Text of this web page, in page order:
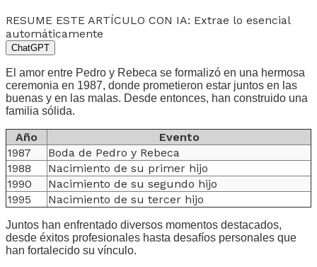
RESUME ESTE ARTÍCULO CON IA: Extrae lo esencial
automáticamente
ChatGPT
El amor entre Pedro y Rebeca se formalizó en una hermosa
ceremonia en 1987, donde prometieron estar juntos en las
buenas y en las malas. Desde entonces, han construido una
familia sólida.
Año
Evento
1987
Boda de Pedro y Rebeca
1988
Nacimiento de su primer hijo
1990
Nacimiento de su segundo hijo
1995
Nacimiento de su tercer hijo
Juntos han enfrentado diversos momentos destacados,
desde éxitos profesionales hasta desafíos personales que
han fortalecido su vínculo.